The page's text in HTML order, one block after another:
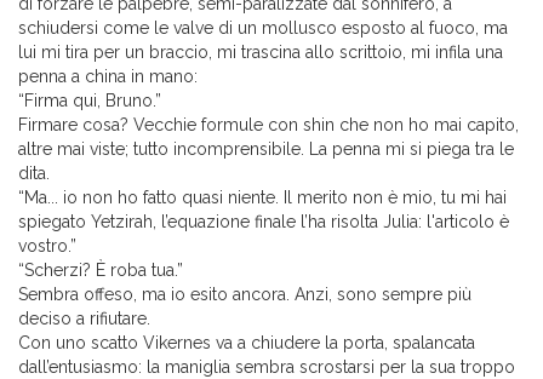
schiudersi come le valve di un mollusco esposto al fuoco, ma
lui mi tira per un braccio, mi trascina allo scrittoio, mi infila una
penna a china in mano:
“Firma qui, Bruno.”
Firmare cosa? Vecchie formule con shin che non ho mai capito,
altre mai viste; tutto incomprensibile. La penna mi si piega tra le
dita.
“Ma... io non ho fatto quasi niente. Il merito non è mio, tu mi hai
spiegato Yetzirah, l’equazione finale l’ha risolta Julia: l'articolo è
vostro.”
“Scherzi? È roba tua.”
Sembra offeso, ma io esito ancora. Anzi, sono sempre più
deciso a rifiutare.
Con uno scatto Vikernes va a chiudere la porta, spalancata
dall’entusiasmo: la maniglia sembra scrostarsi per la sua troppo